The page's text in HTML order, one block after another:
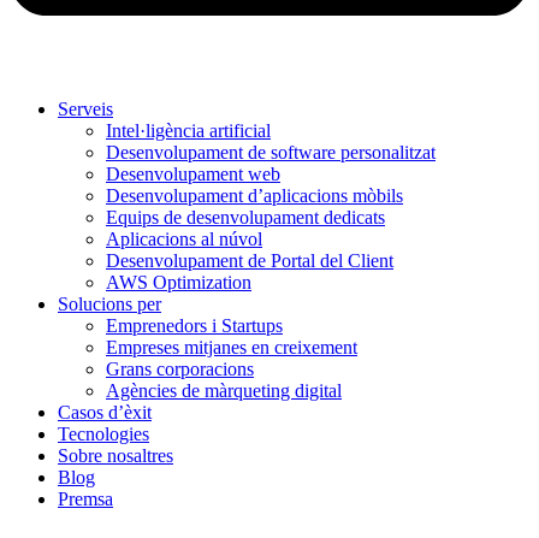
Serveis
Intel·ligència artificial
Desenvolupament de software personalitzat
Desenvolupament web
Desenvolupament d’aplicacions mòbils
Equips de desenvolupament dedicats
Aplicacions al núvol
Desenvolupament de Portal del Client
AWS Optimization
Solucions per
Emprenedors i Startups
Empreses mitjanes en creixement
Grans corporacions
Agències de màrqueting digital
Casos d’èxit
Tecnologies
Sobre nosaltres
Blog
Premsa